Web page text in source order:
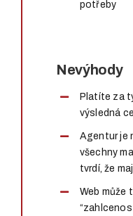
potřeby
Nevýhody
Platíte za
výsledná
Agentur je
všechny
tvrdí, že
Web může